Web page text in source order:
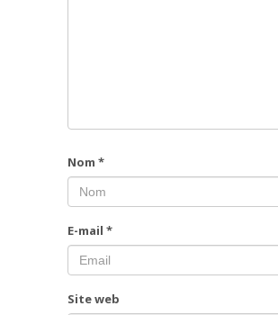
Nom *
E-mail *
Site web